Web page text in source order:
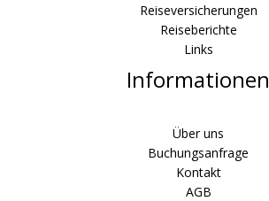
Reiseversicherungen
Reiseberichte
Links
Informationen
Über uns
Buchungsanfrage
Kontakt
AGB